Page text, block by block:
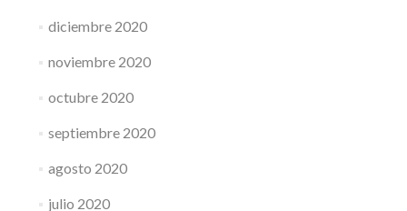
diciembre 2020
noviembre 2020
octubre 2020
septiembre 2020
agosto 2020
julio 2020